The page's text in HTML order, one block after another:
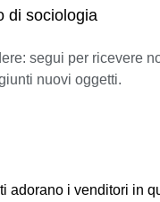
di sociologia
segui per ricevere
nuovi oggetti.
adorano i venditori in